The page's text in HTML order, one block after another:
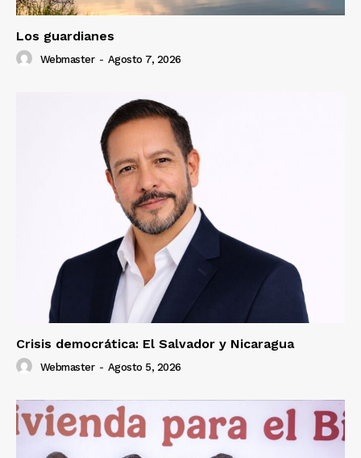
Los guardianes
Webmaster - Agosto 7, 2026
Crisis democrática: El Salvador y Nicaragua
Webmaster - Agosto 5, 2026